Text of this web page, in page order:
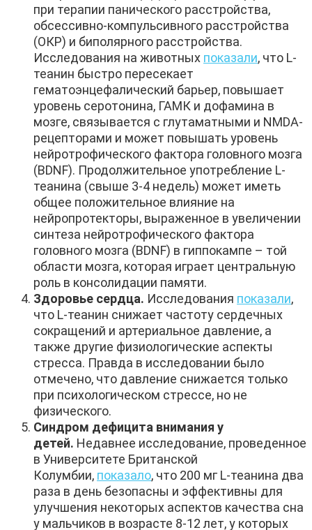
при терапии панического расстройства,
обсессивно-компульсивного расстройства
(ОКР) и биполярного расстройства.
Исследования на животных показали, что L-
теанин быстро пересекает
гематоэнцефалический барьер, повышает
уровень серотонина, ГАМК и дофамина в
мозге, связывается с глутаматными и NMDA-
рецепторами и может повышать уровень
нейротрофического фактора головного мозга
(BDNF). Продолжительное употребление L-
теанина (свыше 3-4 недель) может иметь
общее положительное влияние на
нейропротекторы, выраженное в увеличении
синтеза нейротрофического фактора
головного мозга (BDNF) в гиппокампе – той
области мозга, которая играет центральную
роль в консолидации памяти.
Здоровье сердца. Исследования показали,
что L-теанин снижает частоту сердечных
сокращений и артериальное давление, а
также другие физиологические аспекты
стресса. Правда в исследовании было
отмечено, что давление снижается только
при психологическом стрессе, но не
физического.
Синдром дефицита внимания у
детей. Недавнее исследование, проведенное
в Университете Британской
Колумбии, показало, что 200 мг L-теанина два
раза в день безопасны и эффективны для
улучшения некоторых аспектов качества сна
у мальчиков в возрасте 8-12 лет, у которых